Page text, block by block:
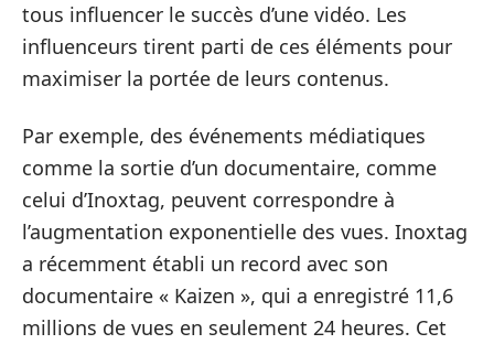
tous influencer le succès d’une vidéo. Les
influenceurs tirent parti de ces éléments pour
maximiser la portée de leurs contenus.
Par exemple, des événements médiatiques
comme la sortie d’un documentaire, comme
celui d’Inoxtag, peuvent correspondre à
l’augmentation exponentielle des vues. Inoxtag
a récemment établi un record avec son
documentaire « Kaizen », qui a enregistré 11,6
millions de vues en seulement 24 heures. Cet